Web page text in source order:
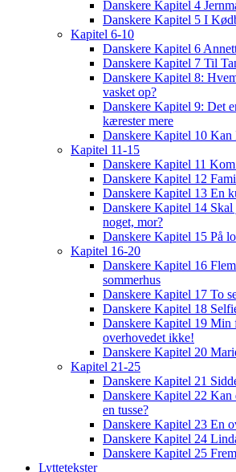
Danskere Kapitel 4
Danskere Kapitel 5 I
Kapitel 6-10
Danskere Kapitel 6
Danskere Kapitel 7 Til
Danskere Kapitel 8:
vasket op?
Danskere Kapitel 9: Det
kærester mere
Danskere Kapitel 10 Kan
Kapitel 11-15
Danskere Kapitel 11
Danskere Kapitel 12
Danskere Kapitel 13 En
Danskere Kapitel 14
noget, mor?
Danskere Kapitel 15 På
Kapitel 16-20
Danskere Kapitel 16
sommerhus
Danskere Kapitel 17 To
Danskere Kapitel 18
Danskere Kapitel 19 Min
overhovedet ikke!
Danskere Kapitel 20
Kapitel 21-25
Danskere Kapitel 21
Danskere Kapitel 22
en tusse?
Danskere Kapitel 23 En
Danskere Kapitel 24
Danskere Kapitel 25
Lyttetekster